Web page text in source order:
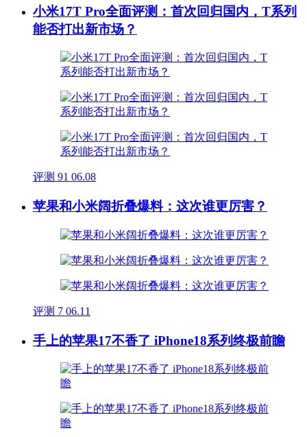
小米17T Pro全面评测：首次回归国内，T系列
能否打出新市场？
评测 91 06.08
苹果和小米阔折叠爆料：这次谁更厉害？
评测 7 06.11
手上的苹果17不香了 iPhone18系列终极前瞻